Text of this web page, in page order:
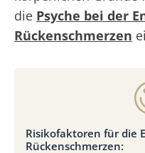
die Psyche bei der
Rückenschmerzen
Risikofaktoren für die
Rückenschmerzen: